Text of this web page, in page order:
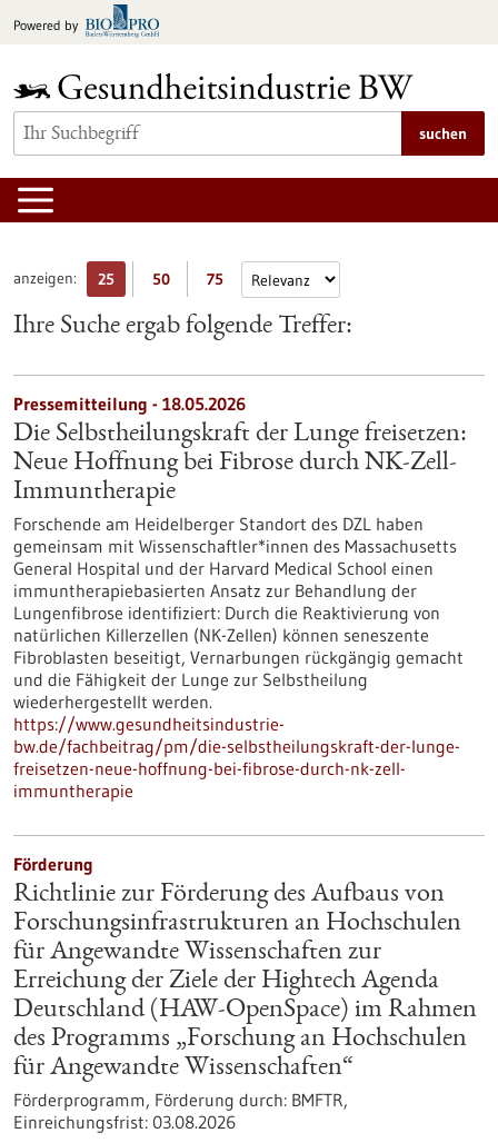
Inhalt
Powered by
suchen
anzeigen: 25 50 75
Ihre Suche ergab folgende Treffer:
Pressemitteilung - 18.05.2026
Die Selbstheilungskraft der Lunge freisetzen:
Neue Hoffnung bei Fibrose durch NK-Zell-
Immuntherapie
Forschende am Heidelberger Standort des DZL haben
gemeinsam mit Wissenschaftler*innen des Massachusetts
General Hospital und der Harvard Medical School einen
immuntherapiebasierten Ansatz zur Behandlung der
Lungenfibrose identifiziert: Durch die Reaktivierung von
natürlichen Killerzellen (NK-Zellen) können seneszente
Fibroblasten beseitigt, Vernarbungen rückgängig gemacht
und die Fähigkeit der Lunge zur Selbstheilung
wiederhergestellt werden.
https://www.gesundheitsindustrie-
bw.de/fachbeitrag/pm/die-selbstheilungskraft-der-lunge-
freisetzen-neue-hoffnung-bei-fibrose-durch-nk-zell-
immuntherapie
Förderung
Richtlinie zur Förderung des Aufbaus von
Forschungsinfrastrukturen an Hochschulen
für Angewandte Wissenschaften zur
Erreichung der Ziele der Hightech Agenda
Deutschland (HAW-OpenSpace) im Rahmen
des Programms „Forschung an Hochschulen
für Angewandte Wissenschaften“
Förderprogramm, Förderung durch: BMFTR,
Einreichungsfrist: 03.08.2026